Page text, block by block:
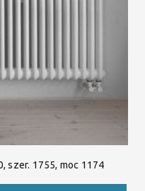
szer. 1755, moc 1174